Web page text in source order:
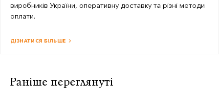
виробників України, оперативну доставку та різні методи
оплати.
ДІЗНАТИСЯ БІЛЬШЕ
Раніше переглянуті